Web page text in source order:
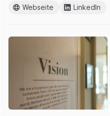
Webseite LinkedIn